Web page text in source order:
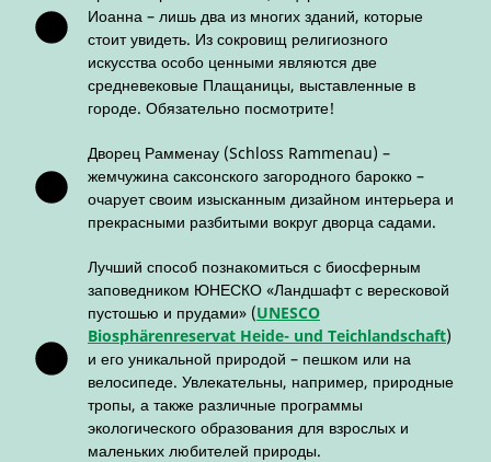
Иоанна – лишь два из многих зданий, которые
стоит увидеть. Из сокровищ религиозного
искусства особо ценными являются две
средневековые Плащаницы, выставленные в
городе. Обязательно посмотрите!
Дворец Рамменау (Schloss Rammenau) –
жемчужина саксонского загородного барокко –
очарует своим изысканным дизайном интерьера и
прекрасными разбитыми вокруг дворца садами.
Лучший способ познакомиться с биосферным
заповедником ЮНЕСКО «Ландшафт с вересковой
пустошью и прудами» (UNESCO
Biosphärenreservat Heide- und Teichlandschaft)
и его уникальной природой – пешком или на
велосипеде. Увлекательны, например, природные
тропы, а также различные программы
экологического образования для взрослых и
маленьких любителей природы.